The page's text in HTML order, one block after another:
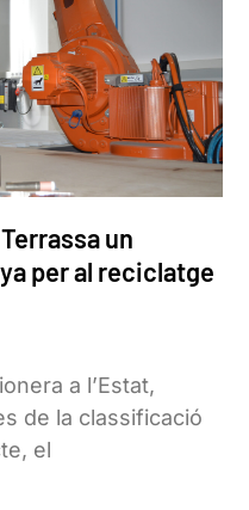
un
per al reciclatge
a l’Estat,
de la classificació
el